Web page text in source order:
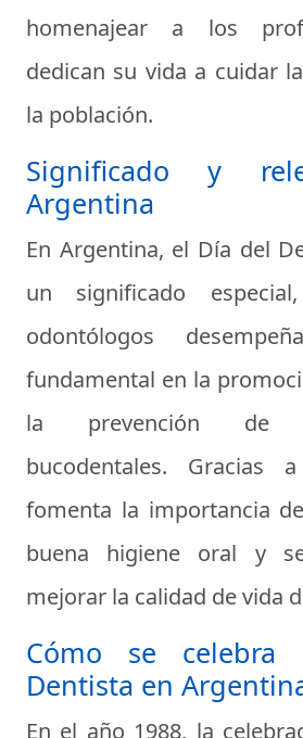
homenajear a los
dedican su vida a cuidar
la población.
Significado y
Argentina
En Argentina, el Día del
un significado
odontólogos
fundamental en la
la prevención de
bucodentales. Gracias
fomenta la importancia
buena higiene oral y
mejorar la calidad de vida
Cómo se
Dentista en
En el año 1988, la